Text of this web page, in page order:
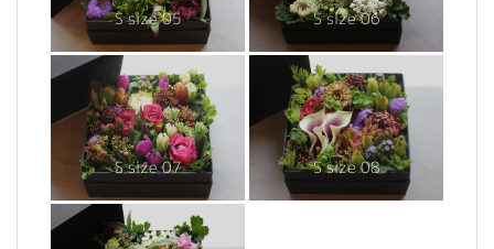
S size 05 S size 06
S size 07 S size 08